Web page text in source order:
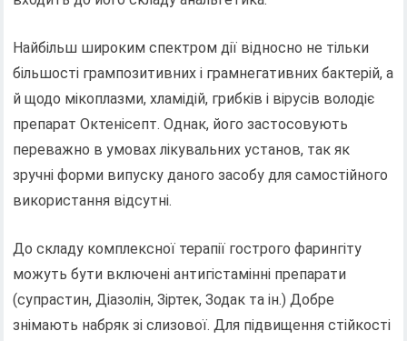
Найбільш широким спектром дії відносно не тільки
більшості грампозитивних і грамнегативних бактерій, а
й щодо мікоплазми, хламідій, грибків і вірусів володіє
препарат Октенісепт. Однак, його застосовують
переважно в умовах лікувальних установ, так як
зручні форми випуску даного засобу для самостійного
використання відсутні.
До складу комплексної терапії гострого фарингіту
можуть бути включені антигістамінні препарати
(супрастин, Діазолін, Зіртек, Зодак та ін.) Добре
знімають набряк зі слизової. Для підвищення стійкості